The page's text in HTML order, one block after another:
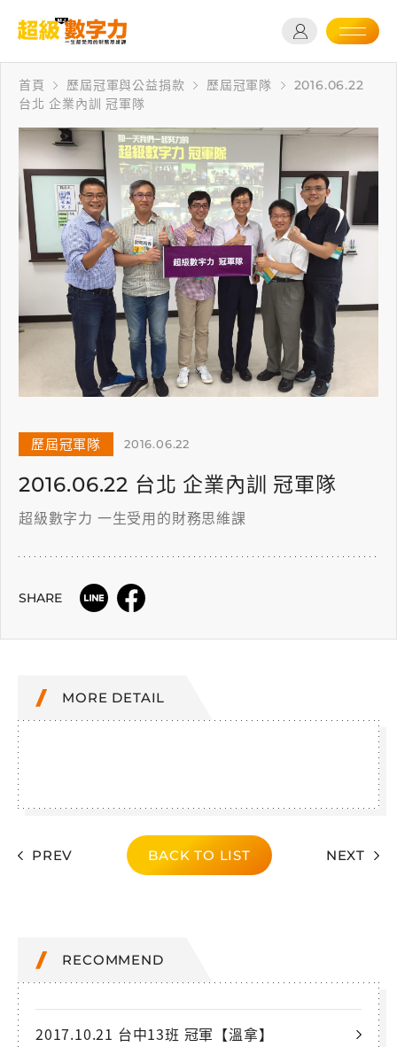
首頁 歷屆冠軍與公益捐款 歷屆冠軍隊
2016.06.22
台北 企業內訓 冠軍隊
歷屆冠軍隊 2016.06.22
2016.06.22 台北 企業內訓 冠軍隊
超級數字力 一生受用的財務思維課
SHARE
MORE DETAIL
PREV BACK TO LIST NEXT
RECOMMEND
2017.10.21 台中13班 冠軍【溫拿】